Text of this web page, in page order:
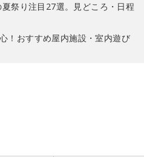
夏祭り注目27選。見どころ・日程
！おすすめ屋内施設・室内遊び